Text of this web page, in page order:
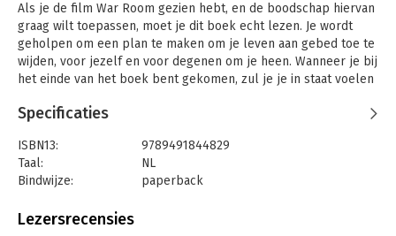
Als je de film War Room gezien hebt, en de boodschap hiervan
graag wilt toepassen, moet je dit boek echt lezen. Je wordt
geholpen om een plan te maken om je leven aan gebed toe te
wijden, voor jezelf en voor degenen om je heen. Wanneer je bij
het einde van het boek bent gekomen, zul je je in staat voelen
te gaan.
De vijand is eropuit is om je leven te ontwrichten en je geloof
in God te ondermijnen. Gebed is een krachtig wapen om zijn
aanvallen te kunnen pareren. Dit boek geeft je een strijdplan
een hoofdrol speelde in de film War Room, behandelt de 10
Specificaties
ISBN13:
9789491844829
Taal:
NL
Bindwijze:
paperback
Uitgever:
Lezersrecensies